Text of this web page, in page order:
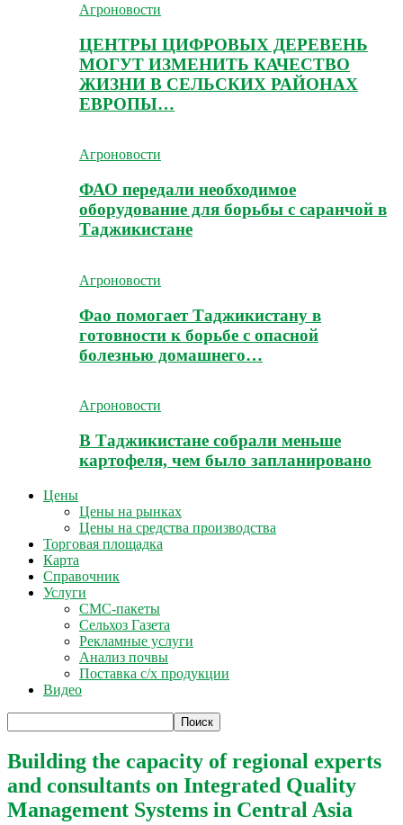
Агроновости
ЦЕНТРЫ ЦИФРОВЫХ ДЕРЕВЕНЬ
МОГУТ ИЗМЕНИТЬ КАЧЕСТВО
ЖИЗНИ В СЕЛЬСКИХ РАЙОНАХ
ЕВРОПЫ…
Агроновости
ФАО передали необходимое
оборудование для борьбы с саранчой в
Таджикистане
Агроновости
Фао помогает Таджикистану в
готовности к борьбе с опасной
болезнью домашнего…
Агроновости
В Таджикистане собрали меньше
картофеля, чем было запланировано
Цены
Цены на рынках
Цены на средства производства
Торговая площадка
Карта
Справочник
Услуги
СМС-пакеты
Сельхоз Газета
Рекламные услуги
Анализ почвы
Поставка с/х продукции
Видео
Building the capacity of regional experts
and consultants on Integrated Quality
Management Systems in Central Asia